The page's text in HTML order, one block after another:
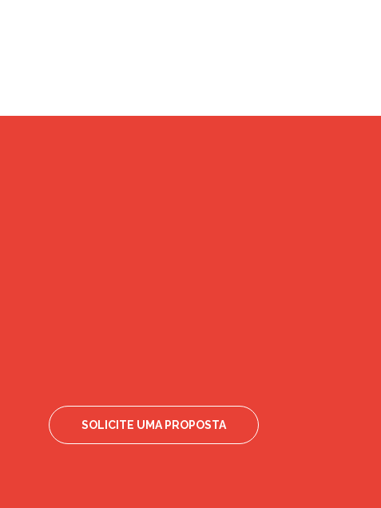
SOLICITE UMA PROPOSTA